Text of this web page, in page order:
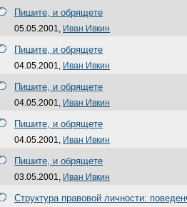
Пишите, и обрящете
05.05.2001, Иван Ивкин
Пишите, и обрящете
04.05.2001, Иван Ивкин
Пишите, и обрящете
04.05.2001, Иван Ивкин
Пишите, и обрящете
04.05.2001, Иван Ивкин
Пишите, и обрящете
03.05.2001, Иван Ивкин
Структура правовой личности: